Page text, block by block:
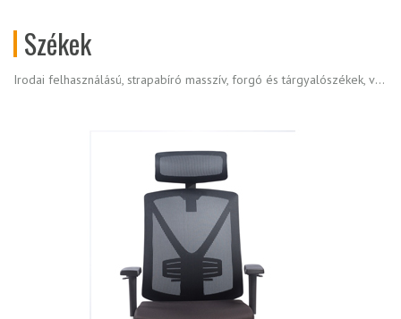
Székek
Irodai felhasználású, strapabíró masszív, forgó és tárgyalószékek, várakozó székek, fotelek, laborszékek nagy választékban